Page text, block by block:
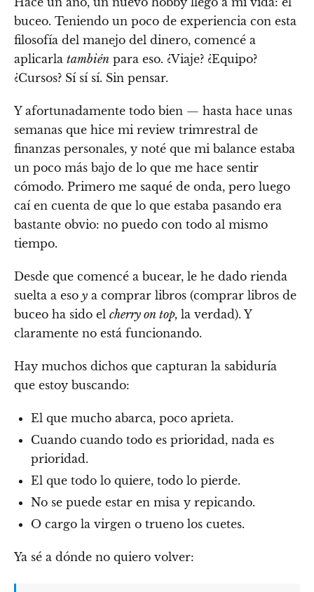
buceo. Teniendo un poco de experiencia con esta
filosofía del manejo del dinero, comencé a
aplicarla también para eso. ¿Viaje? ¿Equipo?
¿Cursos? Sí sí sí. Sin pensar.
Y afortunadamente todo bien — hasta hace unas
semanas que hice mi review trimrestral de
finanzas personales, y noté que mi balance estaba
un poco más bajo de lo que me hace sentir
cómodo. Primero me saqué de onda, pero luego
caí en cuenta de que lo que estaba pasando era
bastante obvio: no puedo con todo al mismo
tiempo.
Desde que comencé a bucear, le he dado rienda
suelta a eso y a comprar libros (comprar libros de
buceo ha sido el cherry on top, la verdad). Y
claramente no está funcionando.
Hay muchos dichos que capturan la sabiduría
que estoy buscando:
El que mucho abarca, poco aprieta.
Cuando cuando todo es prioridad, nada es
prioridad.
El que todo lo quiere, todo lo pierde.
No se puede estar en misa y repicando.
O cargo la virgen o trueno los cuetes.
Ya sé a dónde no quiero volver: